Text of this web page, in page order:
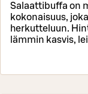
Salaattibuffa on
kokonaisuus,
herkutteluun.
lämmin kasvis,